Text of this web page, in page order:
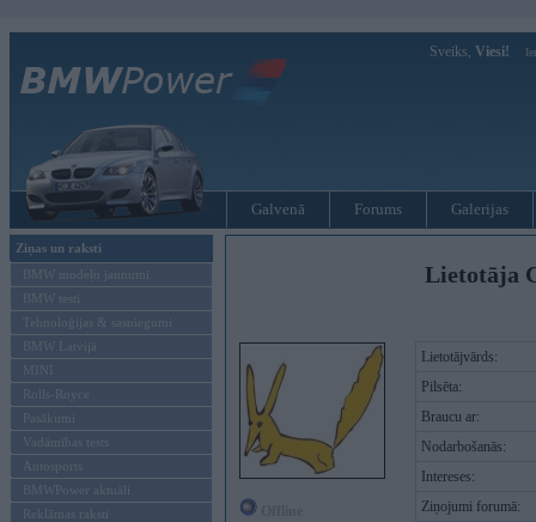
Sveiks, Viesi!
Galvenā Forums Galerijas
Ziņas un raksti
BMW modeļu jaunumi
BMW testi
Tehnoloģijas & sasniegumi
BMW Latvijā
MINI
Rolls-Royce
Pasākumi
Vadāmības tests
Autosports
BMWPower aktuāli
Reklāmas raksti
Lietotāja
Lietotājvārds:
Pilsēta:
Braucu ar:
Nodarbošanās:
Intereses:
Ziņojumi forumā: